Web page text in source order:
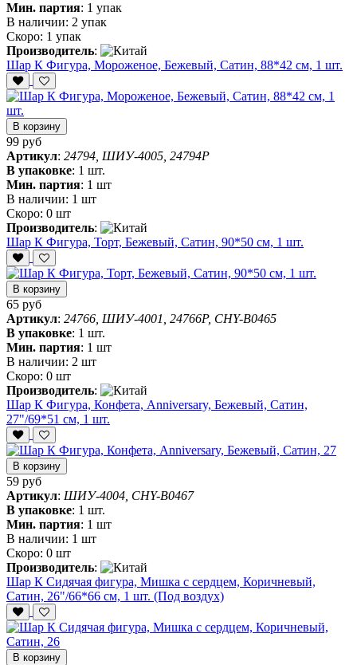
Мин. партия: 1 упак
В наличии: 2 упак
Скоро: 1 упак
Производитель:
Шар К Фигура, Мороженое, Бежевый, Сатин, 88*42 см, 1 шт.
В корзину
99 руб
Артикул: 24794, ШИУ-4005, 24794P
В упаковке: 1 шт.
Мин. партия: 1 шт
В наличии: 1 шт
Скоро: 0 шт
Производитель:
Шар К Фигура, Торт, Бежевый, Сатин, 90*50 см, 1 шт.
В корзину
65 руб
Артикул: 24766, ШИУ-4001, 24766P, CHY-B0465
В упаковке: 1 шт.
Мин. партия: 1 шт
В наличии: 2 шт
Скоро: 0 шт
Производитель:
Шар К Фигура, Конфета, Anniversary, Бежевый, Сатин,
27"/69*51 см, 1 шт.
В корзину
59 руб
Артикул: ШИУ-4004, CHY-B0467
В упаковке: 1 шт.
Мин. партия: 1 шт
В наличии: 1 шт
Скоро: 0 шт
Производитель:
Шар К Сидячая фигура, Мишка с сердцем, Коричневый,
Сатин, 26"/66*66 см, 1 шт. (Под воздух)
В корзину